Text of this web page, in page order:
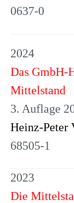
0637-0
2024
Das GmbH-
Mittelstand
3. Auflage
Heinz-Peter
68505-1
2023
Die